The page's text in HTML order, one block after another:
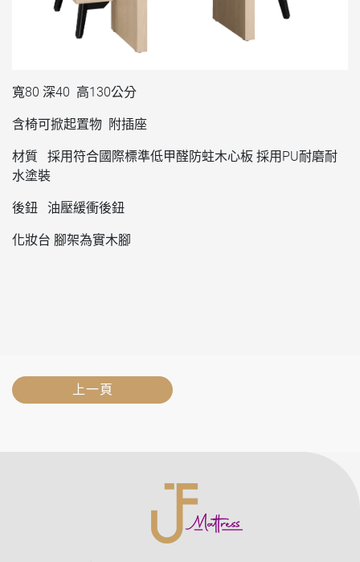
寬80 深40 高130公分
含椅可掀起置物 附插座
材質 採用符合國際標準低甲醛防蛀木心板 採用PU耐磨耐
水塗裝
後鈕 油壓緩衝後鈕
化妝台 腳架為實木腳
上一頁